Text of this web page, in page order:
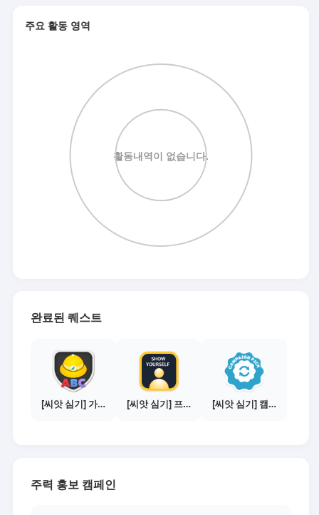
주요 활동 영역
완료된 퀘스트
[씨앗 심기] 가이드보기 - 매체별 활동 가이드 [씨앗 심기] 프로필 사진 등록하기 [씨앗 심기] 캠페인 선택하기 - PICK 1개
주력 홍보 캠페인